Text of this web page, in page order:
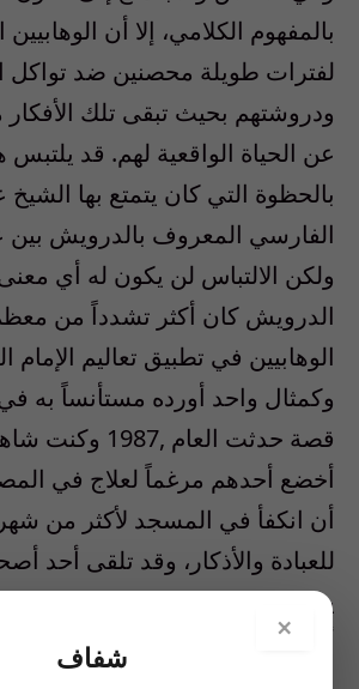
بالمفهوم الكلامي، إلا أن الوهابيين
لفترات طويلة محصنين ضد تواكل
ودروشتهم بحيث تبقى تلك الأفكار
عن الحياة الواقعية لهم. قد
بالحظوة التي كان يتمتع بها الشيخ
الفارسي المعروف بالدرويش بين
ولكن الالتباس لن يكون له أي
الدرويش كان أكثر تشدداً من
الوهابيين في تطبيق تعاليم
وكمثال واحد أورده مستأنساً به
قصة حدثت العام
أخضع أحدهم مرغماً لعلاج في
أن انكفأ في المسجد لأكثر من
للعبادة والأذكار، وقد تلقى أحد
يحتمل ذلك الموقف المحزن
أن انخرط في معركة غير متكافئة
×
شفاف